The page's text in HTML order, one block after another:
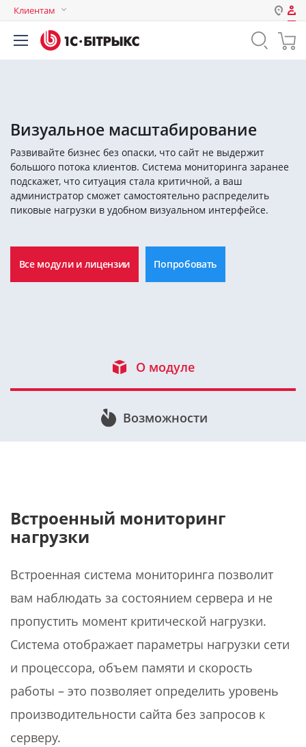
Клиентам
Авторизация
Пароль
Запомнить меня на этом
компьютере
Визуальное масштабирование
Развивайте бизнес без опаски, что сайт не выдержит
большого потока клиентов. Система мониторинга заранее
подскажет, что ситуация стала критичной, а ваш
администратор сможет самостоятельно распределить
пиковые нагрузки в удобном визуальном интерфейсе.
Все модули и лицензии Попробовать
О модуле
Возможности
Встроенный мониторинг
нагрузки
Встроенная система мониторинга позволит
вам наблюдать за состоянием сервера и не
пропустить момент критической нагрузки.
Система отображает параметры нагрузки сети
и процессора, объем памяти и скорость
работы – это позволяет определить уровень
производительности сайта без запросов к
серверу.